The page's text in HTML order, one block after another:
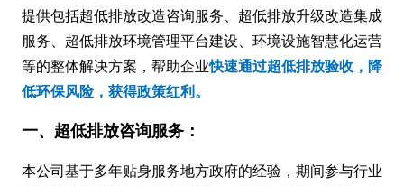
提供包括超低排放改造咨询服务、超低排放升级改造集成
服务、超低排放环境管理平台建设、环境设施智慧化运营
等的整体解决方案，帮助企业快速通过超低排放验收，降
低环保风险，获得政策红利。
一、超低排放咨询服务：
本公司基于多年贴身服务地方政府的经验，期间参与行业